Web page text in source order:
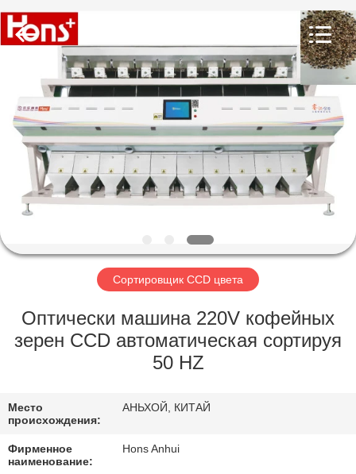
ДОМ
ПРОДУКТЫ
НАС
ПУТЕШЕСТВИЕ
ФАБРИКИ
ПРОВЕРКА
СВЯЖИТЕСЬ
МЫ
Optoelectronic
High-
tech
Co.,Ltd.
Сортировщик CCD цвета
Оптически машина 220V кофейных
зерен CCD автоматическая сортируя
50 HZ
Место
происхождения:
АНЬХОЙ, КИТАЙ
Фирменное
наименование:
Hons Anhui